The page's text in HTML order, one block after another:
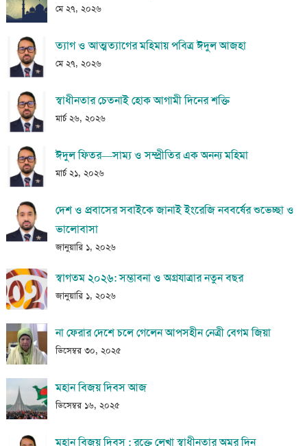
মে ২৭, ২০২৬
ত্যাগ ও আত্মত্যাগের মহিমায় পবিত্র ঈদুল আজহা
মে ২৭, ২০২৬
স্বাধীনতার চেতনাই হোক আগামী দিনের শক্তি
মার্চ ২৬, ২০২৬
ঈদুল ফিতর—সাম্য ও সম্প্রীতির এক অনন্য মহিমা
মার্চ ২১, ২০২৬
দেশ ও প্রবাসের সবাইকে জানাই ইংরেজি নববর্ষের শুভেচ্ছা ও
ভালোবাসা
জানুয়ারি ১, ২০২৬
স্বাগতম ২০২৬: সম্ভাবনা ও অগ্রযাত্রার নতুন বছর
জানুয়ারি ১, ২০২৬
না ফেরার দেশে চলে গেলেন আপসহীন নেত্রী বেগম জিয়া
ডিসেম্বর ৩০, ২০২৫
মহান বিজয় দিবস আজ
ডিসেম্বর ১৬, ২০২৫
মহান বিজয় দিবস : রক্তে লেখা স্বাধীনতার অমর দিন